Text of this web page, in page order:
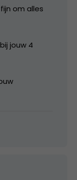
om alles
jouw 4